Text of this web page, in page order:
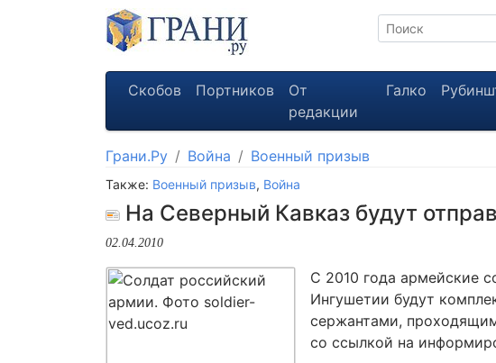
Скобов Портников
От
редакции
Галко
Грани.Ру Война Военный призыв
Также: Военный призыв, Война
На Северный Кавказ будут
02.04.2010
С 2010 года армейские
Ингушетии будут
сержантами,
со ссылкой на